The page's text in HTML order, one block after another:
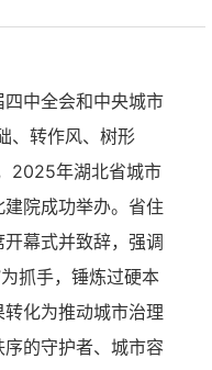
中全会和中央城市
、转作风、树形
2025年湖北省城市
院成功举办。省住
幕式并致辞，强调
抓手，锤炼过硬本
化为推动城市治理
的守护者、城市容